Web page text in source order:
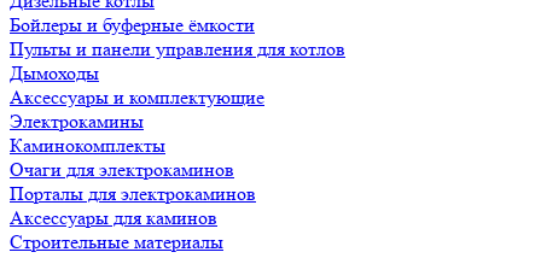
Бойлеры и буферные ёмкости
Пульты и панели управления для котлов
Дымоходы
Аксессуары и комплектующие
Электрокамины
Каминокомплекты
Очаги для электрокаминов
Порталы для электрокаминов
Аксессуары для каминов
Строительные материалы